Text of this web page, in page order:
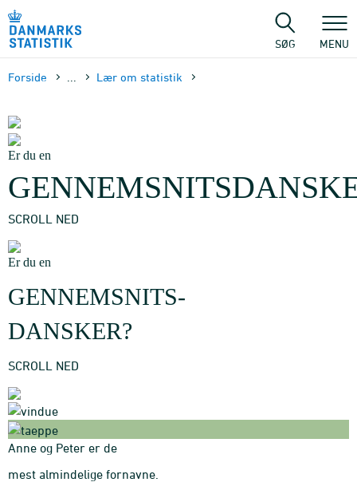
sidens
SØG MENU
Forside Lær om statistik
Er du en
SCROLL NED
Er du en
GENNEMSNITS-
DANSKER?
SCROLL NED
Anne og Peter er de
mest almindelige fornavne.